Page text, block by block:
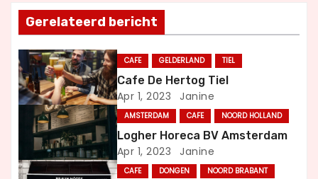
t
n
a
v
g
Gerelateerd bericht
CAFE GELDERLAND TIEL
Cafe De Hertog Tiel
Apr 1, 2023 Janine
AMSTERDAM CAFE NOORD HOLLAND
Logher Horeca BV Amsterdam
Apr 1, 2023 Janine
CAFE DONGEN NOORD BRABANT